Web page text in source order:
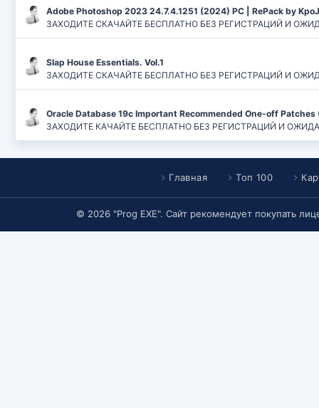
Adobe Photoshop 2023 24.7.4.1251 (2024) PC | RePack by
ЗАХОДИТЕ СКАЧАЙТЕ БЕСПЛАТНО БЕЗ РЕГИСТРАЦИЙ И
Slap House Essentials. Vol.1
ЗАХОДИТЕ СКАЧАЙТЕ БЕСПЛАТНО БЕЗ РЕГИСТРАЦИЙ И
Oracle Database 19c Important Recommended One-off Patches
ЗАХОДИТЕ КАЧАЙТЕ БЕСПЛАТНО БЕЗ РЕГИСТРАЦИЙ И
Главная Топ 100
© 2026 "Prog EXE". Сайт рекомендует покупать